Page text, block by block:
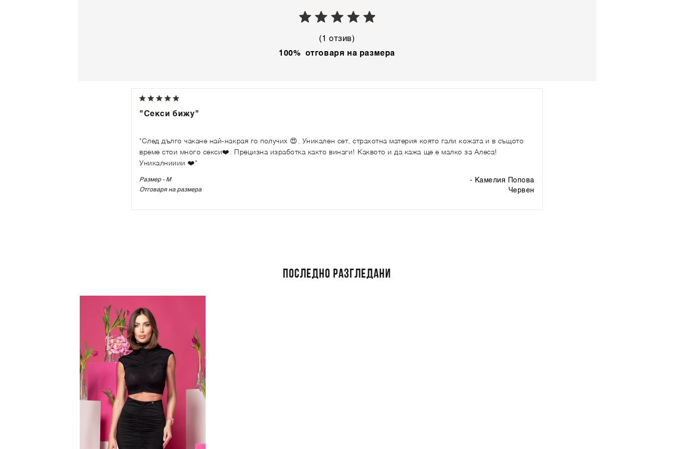
(1 отзив)
100% отговаря на размера
"Секси бижу"
"След дълго чакане най-накрая го получих 😍. Уникален сет, страхотна материя която гали кожата и в същото
време стои много секси❤️. Прецизна изработка както винаги! Каквото и да кажа ще е малко за Алеса!
Уникалнииии ❤️"
Размер - M - Камелия Попова
Отговаря на размера червен
ПОСЛЕДНО РАЗГЛЕДАНИ